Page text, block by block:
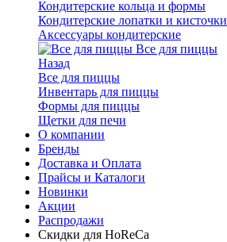
Кондитерские кольца и формы
Кондитерские лопатки и кисточки
Аксессуары кондитерские
Все для пиццы
Назад
Все для пиццы
Инвентарь для пиццы
Формы для пиццы
Щетки для печи
О компании
Бренды
Доставка и Оплата
Прайсы и Каталоги
Новинки
Акции
Распродажи
Скидки для HoReCa